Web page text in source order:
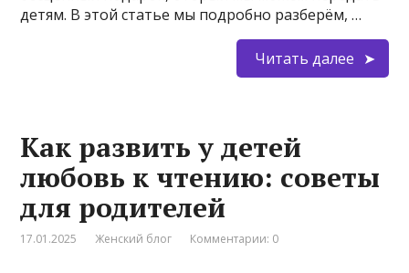
детям. В этой статье мы подробно разберём, …
Читать далее
Как развить у детей
любовь к чтению: советы
для родителей
17.01.2025 Женский блог Комментарии: 0